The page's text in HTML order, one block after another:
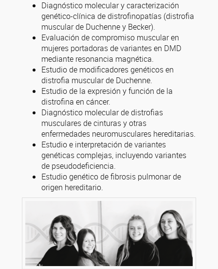
Diagnóstico molecular y caracterización
genético-clínica de distrofinopatías (distrofia
muscular de Duchenne y Becker).
Evaluación de compromiso muscular en
mujeres portadoras de variantes en DMD
mediante resonancia magnética.
Estudio de modificadores genéticos en
distrofia muscular de Duchenne.
Estudio de la expresión y función de la
distrofina en cáncer.
Diagnóstico molecular de distrofias
musculares de cinturas y otras
enfermedades neuromusculares hereditarias.
Estudio e interpretación de variantes
genéticas complejas, incluyendo variantes
de pseudodeficiencia.
Estudio genético de fibrosis pulmonar de
origen hereditario.